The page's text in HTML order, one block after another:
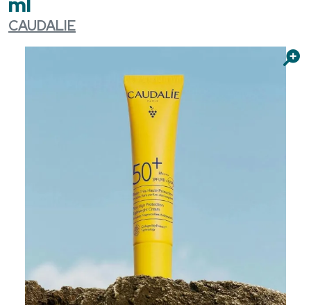
CAUDALIE